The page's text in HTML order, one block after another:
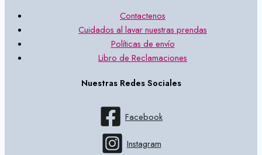
Contactenos
Cuidados al lavar nuestras prendas
Políticas de envío
Libro de Reclamaciones
Nuestras Redes Sociales
Facebook
Instagram